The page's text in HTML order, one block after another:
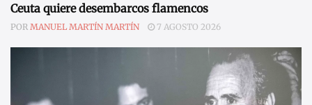
Ceuta quiere desembarcos flamencos
POR MANUEL MARTÍN MARTÍN 7 AGOSTO 2026